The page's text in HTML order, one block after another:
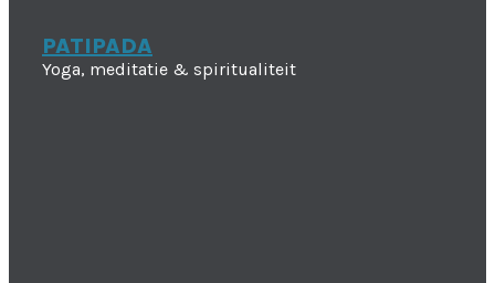
PATIPADA
Yoga, meditatie & spiritualiteit